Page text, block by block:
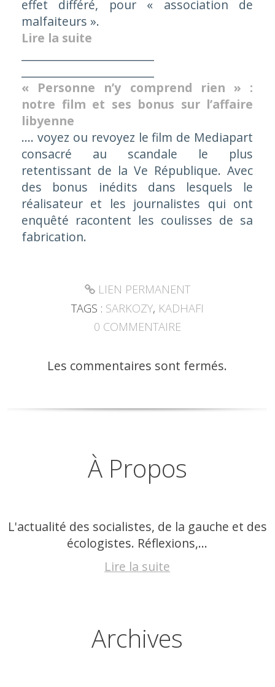
effet différé, pour « association de
malfaiteurs ».
Lire la suite
« Personne n’y comprend rien » :
notre film et ses bonus sur l’affaire
libyenne
.... voyez ou revoyez le film de Mediapart
consacré au scandale le plus
retentissant de la Ve République. Avec
des bonus inédits dans lesquels le
réalisateur et les journalistes qui ont
enquêté racontent les coulisses de sa
fabrication.
LIEN PERMANENT
TAGS : SARKOZY, KADHAFI
0 COMMENTAIRE
Les commentaires sont fermés.
À Propos
L'actualité des socialistes, de la gauche et des
écologistes. Réflexions,...
Lire la suite
Archives